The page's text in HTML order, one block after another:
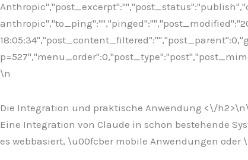
\n
Die Integration und praktische Anwendung <\/h2>\n
Eine Integration von Claude in schon bestehende
es webbasiert, \u00fcber mobile Anwendungen